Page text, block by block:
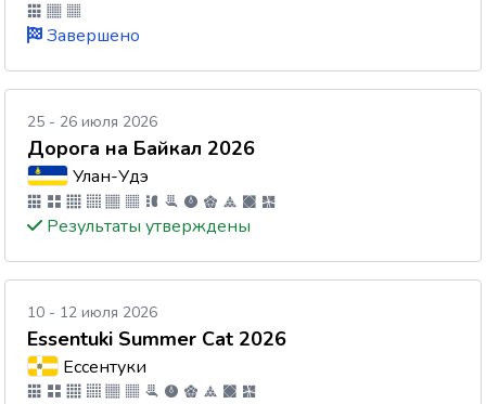
Завершено
25 - 26 июля 2026
Дорога на Байкал 2026
Улан-Удэ
Результаты утверждены
10 - 12 июля 2026
Essentuki Summer Cat 2026
Ессентуки